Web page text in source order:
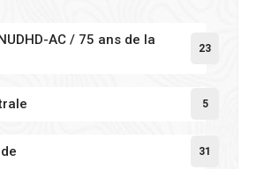
AC / 75 ans de la
23
5
31